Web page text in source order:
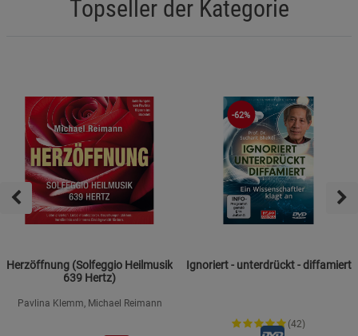
Topseller der Kategorie
Herzöffnung (Solfeggio Heilmusik
639 Hertz)
Pavlina Klemm, Michael Reimann
-62%
Ignoriert - unterdrückt - diffamiert
(42)